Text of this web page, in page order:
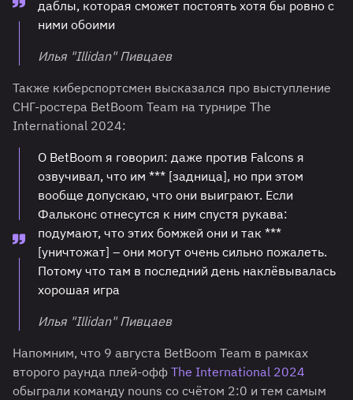
даблы, которая сможет постоять хотя бы ровно с
ними обоими
Илья "Illidan" Пивцаев
Также киберспортсмен высказался про выступление
СНГ-ростера BetBoom Team на турнире The
International 2024:
О BetBoom я говорил: даже против Falcons я
озвучивал, что им *** [задница], но при этом
вообще допускаю, что они выиграют. Если
Фальконс отнесутся к ним спустя рукава:
подумают, что этих бомжей они и так ***
[уничтожат] – они могут очень сильно пожалеть.
Потому что там в последний день наклёвывалась
хорошая игра
Илья "Illidan" Пивцаев
Напомним, что 9 августа BetBoom Team в рамках
второго раунда плей-офф The International 2024
обыграли команду nouns со счётом 2:0 и тем самым